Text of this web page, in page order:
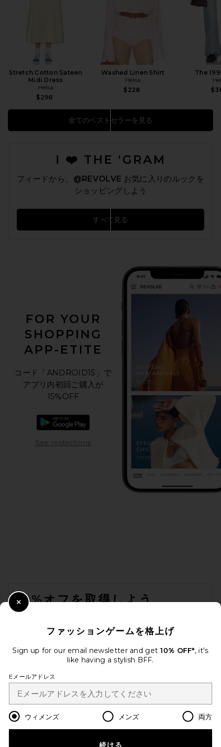
Stretch Cotton Sateen
Midi Dress
Helsa
$298
Washed Linen Shirt
Helsa
$228
The
全てのベストセラーを見る
I ❤️ THE 'GRAM
フィードから、 @REVOLVE お気に入りのルックを
ショッピングしよう
すべて見る
FOR YOUR
SHOPPING
APP-ETITE
コード「ANDROID15」で
アプリ内初回ご購入が
15%OFF
Androidアプリをダウンロード
See restrictionsOpens in a modal window
10%オフを取得しよう
プライバシーポリシー
Change Country Regions
ja USD
ファッションゲームを格上げ
Sign up for our email newsletter and get 10% OFF*, it's
like having a stylish BFF.
Eメールアドレス
ウィメンズ メンズ 両方
続ける
Close Modal